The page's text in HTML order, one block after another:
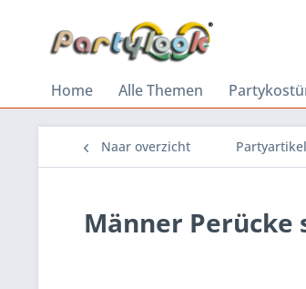
Home Alle Themen
Naar overzicht
Männer Perücke